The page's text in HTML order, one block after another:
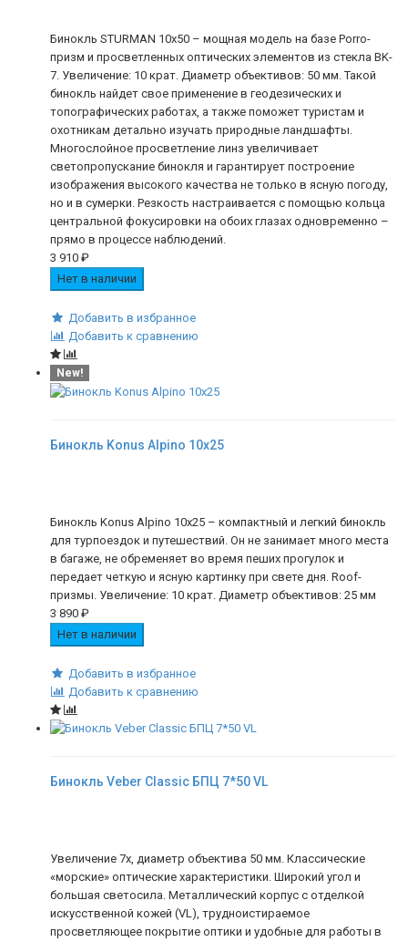
Бинокль STURMAN 10x50 – мощная модель на базе Porro-
призм и просветленных оптических элементов из стекла BK-
7. Увеличение: 10 крат. Диаметр объективов: 50 мм. Такой
бинокль найдет свое применение в геодезических и
топографических работах, а также поможет туристам и
охотникам детально изучать природные ландшафты.
Многослойное просветление линз увеличивает
светопропускание бинокля и гарантирует построение
изображения высокого качества не только в ясную погоду,
но и в сумерки. Резкость настраивается с помощью кольца
центральной фокусировки на обоих глазах одновременно –
прямо в процессе наблюдений.
3 910 ₽
Нет в наличии
Добавить в избранное
Добавить к сравнению
New!
Бинокль Konus Alpino 10x25
Бинокль Konus Alpino 10x25 – компактный и легкий бинокль
для турпоездок и путешествий. Он не занимает много места
в багаже, не обременяет во время пеших прогулок и
передает четкую и ясную картинку при свете дня. Roof-
призмы. Увеличение: 10 крат. Диаметр объективов: 25 мм
3 890 ₽
Нет в наличии
Добавить в избранное
Добавить к сравнению
Бинокль Veber Classic БПЦ 7*50 VL
Увеличение 7х, диаметр объектива 50 мм. Классические
«морские» оптические характеристики. Широкий угол и
большая светосила. Металлический корпус с отделкой
искусственной кожей (VL), трудноистираемое
просветляющее покрытие оптики и удобные для работы в